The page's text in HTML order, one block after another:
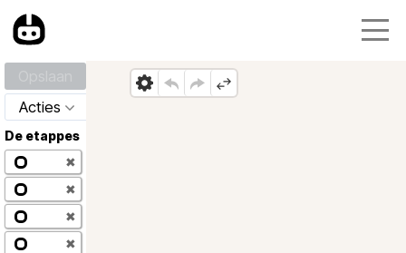
Acties
De etappes
✖
✖
✖
✖